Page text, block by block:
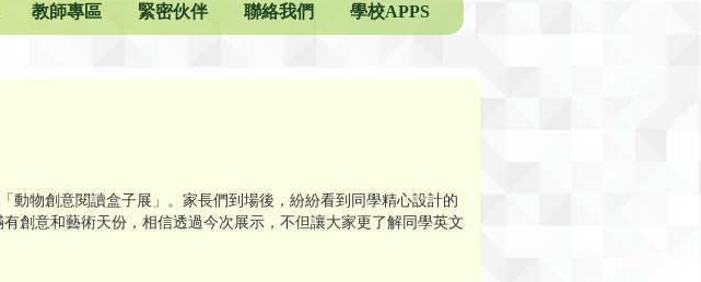
教師專區 緊密伙伴 聯絡我們 學校APPS
動物創意閱讀盒子展」。家長們到場後，紛紛看到同學精心設計的
創意和藝術天份，相信透過今次展示，不但讓大家更了解同學英文